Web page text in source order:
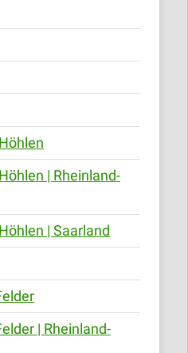
| Rheinland-
| Saarland
| Rheinland-